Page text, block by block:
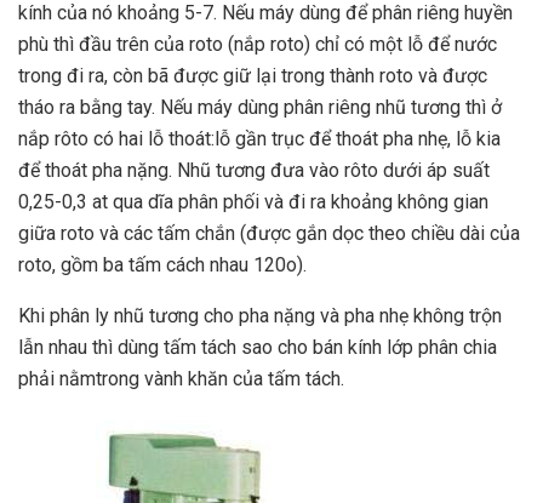
kính của nó khoảng 5-7. Nếu máy dùng để phân riêng huyền
phù thì đầu trên của roto (nắp roto) chỉ có một lỗ để nước
trong đi ra, còn bã được giữ lại trong thành roto và được
tháo ra bằng tay. Nếu máy dùng phân riêng nhũ tương thì ở
nắp rôto có hai lỗ thoát:lỗ gần trục để thoát pha nhẹ, lỗ kia
để thoát pha nặng. Nhũ tương đưa vào rôto dưới áp suất
0,25-0,3 at qua dĩa phân phối và đi ra khoảng không gian
giữa roto và các tấm chắn (được gắn dọc theo chiều dài của
roto, gồm ba tấm cách nhau 120o).
Khi phân ly nhũ tương cho pha nặng và pha nhẹ không trộn
lẫn nhau thì dùng tấm tách sao cho bán kính lớp phân chia
phải nằmtrong vành khăn của tấm tách.